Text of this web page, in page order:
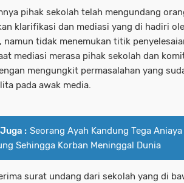
pihak sekolah telah mengundang
klarifikasi dan mediasi yang di hadiri
namun tidak menemukan titik
mediasi merasa pihak sekolah dan
mengungkit permasalahan yang
pada awak media.
: Seorang Ayah Kandung Tega
Sehingga Korban Meninggal Dunia
surat undang dari sekolah yang di